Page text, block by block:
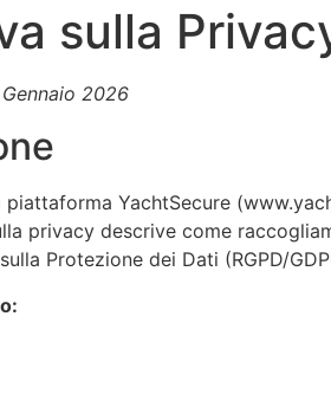
sulla
2026
piattaforma YachtSecure
privacy descrive come
Protezione dei Dati (RGPD/